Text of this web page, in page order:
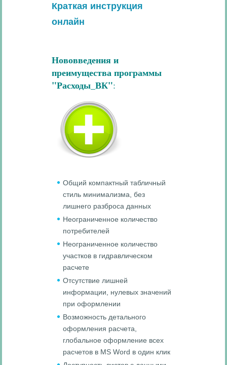
Краткая инструкция
онлайн
Нововведения и
преимущества программы
"Расходы_ВК":
Общий компактный табличный
стиль минимализма, без
лишнего разброса данных
Неограниченное количество
потребителей
Неограниченное количество
участков в гидравлическом
расчете
Отсутствие лишней
информации, нулевых значений
при оформлении
Возможность детального
оформления расчета,
глобальное оформление всех
расчетов в MS Word в один клик